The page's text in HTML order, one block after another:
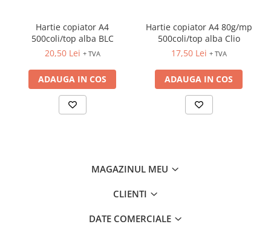
COMUNICARE & PREZENTARE
FLIPCHART
SISTEME DE AFISARE SI DE
PREZENTARE
TABLE MOBILE
TABLE DE CONFERINTA
VIDEOPROIECTOARE
PRODUCTIE PUBLICITARA/AGENDE
Hartie copiator A4
500coli/top alba BLC
20,50 Lei + TVA
ADAUGA IN COS
Hartie copiator A4 80g/mp
500coli/top alba Clio
17,50 Lei + TVA
ADAUGA IN COS
MAGAZINUL MEU
CLIENTI
DATE COMERCIALE